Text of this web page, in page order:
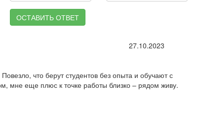
ОСТАВИТЬ ОТВЕТ
27.10.2023
что берут студентов без опыта и обучают с
мне еще плюс к точке работы близко – рядом живу.